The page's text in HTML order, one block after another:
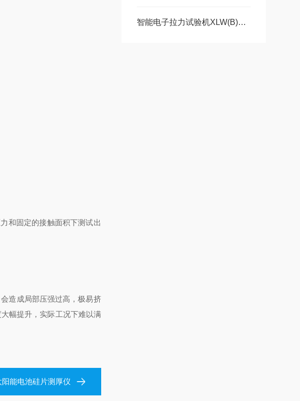
智能电子拉力试验机XLW(B)技术特点有哪些
和固定的接触面积下测试出
造成局部压强过高，极易挤
幅提升，实际工况下难以满
阳能电池硅片测厚仪